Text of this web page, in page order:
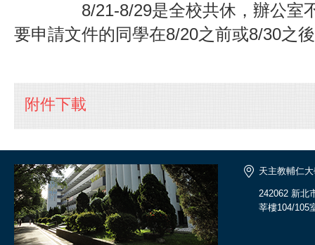
8/21-8/29是全校共休，辦公室
要申請文件的同學在8/20之前或8/30之
附件下載
天主教輔仁
242062 新北
莘樓104/105